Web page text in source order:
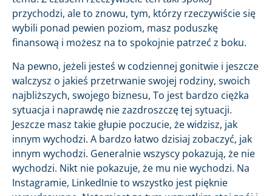
przychodzi, ale to znowu, tym, którzy rzeczywiście się
wybili ponad pewien poziom, masz poduszkę
finansową i możesz na to spokojnie patrzeć z boku.
Na pewno, jeżeli jesteś w codziennej gonitwie i jeszcze
walczysz o jakieś przetrwanie swojej rodziny, swoich
najbliższych, swojego biznesu, To jest bardzo ciężka
sytuacja i naprawdę nie zazdroszczę tej sytuacji.
Jeszcze masz takie głupie poczucie, że widzisz, jak
innym wychodzi. A bardzo łatwo dzisiaj zobaczyć, jak
innym wychodzi. Generalnie wszyscy pokazują, że nie
wychodzi. Nikt nie pokazuje, że mu nie wychodzi. Na
Instagramie, LinkedInie to wszystko jest pięknie